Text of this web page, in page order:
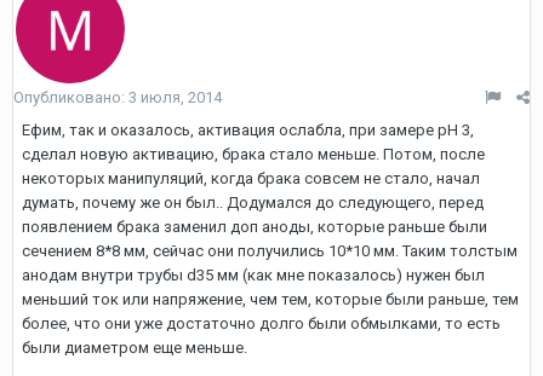
Опубликовано: 3 июля, 2014
Ефим, так и оказалось, активация ослабла, при замере pH 3,
сделал новую активацию, брака стало меньше. Потом, после
некоторых манипуляций, когда брака совсем не стало, начал
думать, почему же он был.. Додумался до следующего, перед
появлением брака заменил доп аноды, которые раньше были
сечением 8*8 мм, сейчас они получились 10*10 мм. Таким толстым
анодам внутри трубы d35 мм (как мне показалось) нужен был
меньший ток или напряжение, чем тем, которые были раньше, тем
более, что они уже достаточно долго были обмылками, то есть
были диаметром еще меньше.